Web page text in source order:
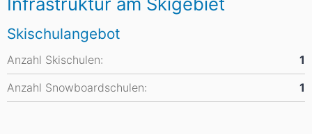
Skischulangebot
Anzahl Skischulen:
1
Anzahl Snowboardschulen:
1